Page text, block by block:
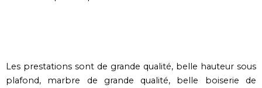
Les prestations sont de grande qualité, belle hauteur sous
plafond, marbre de grande qualité, belle boiserie de